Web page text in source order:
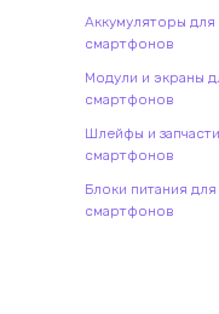
Аккумуляторы для
смартфонов
Модули и экраны
смартфонов
Шлейфы и
смартфонов
Блоки питания для
смартфонов